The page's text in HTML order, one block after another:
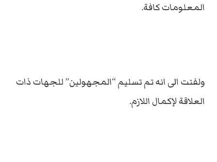
المعلومات كافة.
ولفتت الى انه تم تسليم “المجهولين” للجهات ذات
العلاقة لإكمال اللازم.